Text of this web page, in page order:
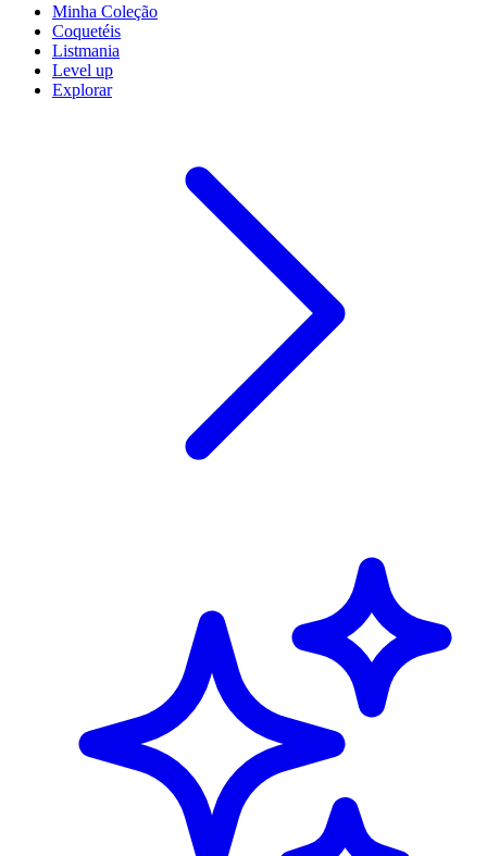
Minha Coleção
Coquetéis
Listmania
Level up
Explorar